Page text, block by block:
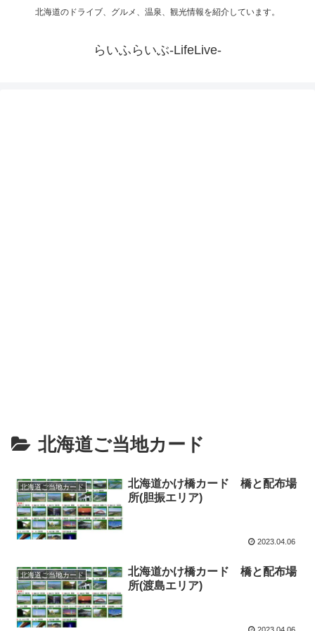
北海道のドライブ、グルメ、温泉、観光情報を紹介しています。
らいふらいぶ-LifeLive-
北海道ご当地カード
北海道ご当地カード
北海道かけ橋カード 橋と配布場
所(胆振エリア)
2023.04.06
北海道ご当地カード
北海道かけ橋カード 橋と配布場
所(渡島エリア)